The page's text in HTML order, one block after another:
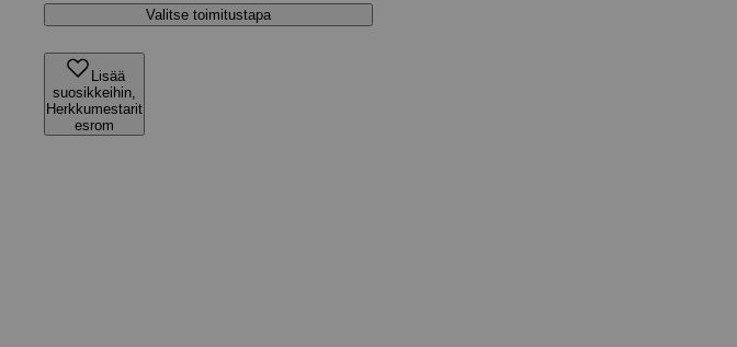
Valitse toimitustapa
Lisää
suosikkeihin,
Herkkumestarit
esrom